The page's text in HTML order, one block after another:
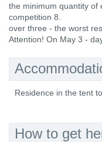
the minimum quantity of
competition 8.
over three - the worst
Attention! On May 3 -
Residence in the tent
How to get